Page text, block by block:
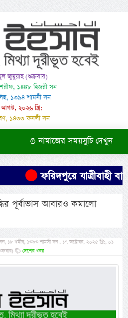
জুমুয়াহ (শুক্রবার)
১৪৪৮ হিজরী সন
১৩৯৪ শামসী সন
২০২৬ খ্রি:
১৪৩৩ ফসলী সন
নামাজের সময়সুচি দেখুন
ফরিদপুরে যাত্রীবাহী
পূর্বাভাস আবারও কমালো
১৮ খমীছ, ১৩৯৩ শামসী সন , ১৭ অক্টোবর, ২০২৫ খ্রি:, ০১
দেশের খবর